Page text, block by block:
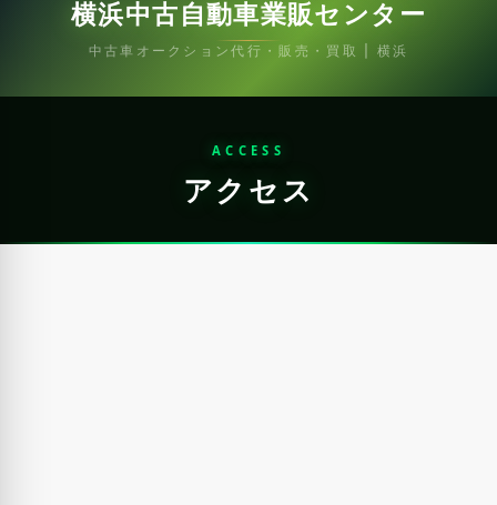
横浜中古自動車業販センター
中古車オークション代行・販売・買取 | 横浜
ACCESS
アクセス